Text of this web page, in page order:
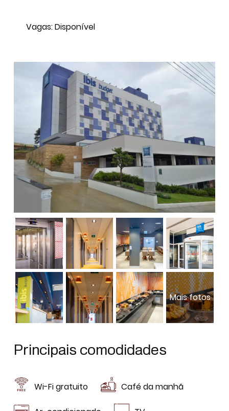
Vagas: Disponível
Principais comodidades
Wi-Fi gratuito Café da manhã